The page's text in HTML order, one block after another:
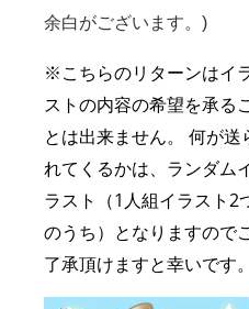
余白がございます。)
※こちらのリターンはイ
ストの内容の希望を承る
とは出来ません。 何が送
れてくるかは、ランダム
ラスト（1人組イラスト2
のうち）となりますので
了承頂けますと幸いです。